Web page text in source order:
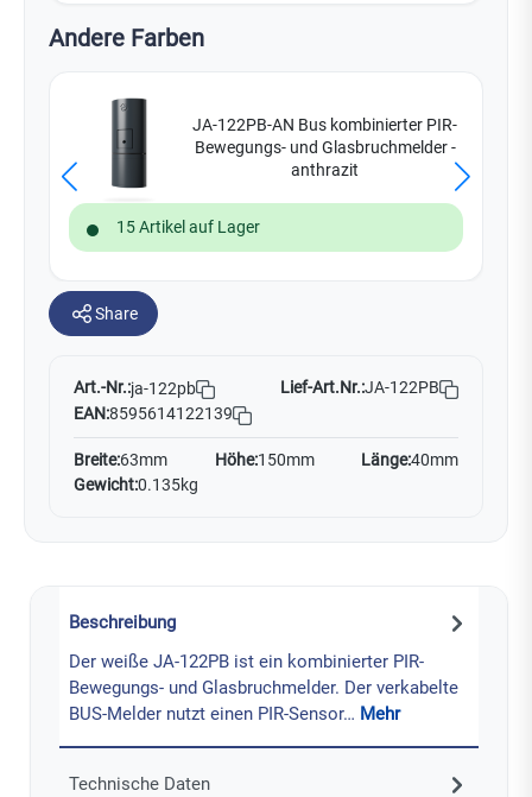
Andere Farben
JA-122PB-AN Bus kombinierter PIR-
Bewegungs- und Glasbruchmelder -
anthrazit
15 Artikel auf Lager
Share
Art.-Nr.:ja-122pb Lief-Art.Nr.:JA-122PB
EAN:8595614122139
Breite:63mm Höhe:150mm Länge:40mm
Gewicht:0.135kg
Beschreibung
Der weiße JA-122PB ist ein kombinierter PIR-
Bewegungs- und Glasbruchmelder. Der verkabelte
BUS-Melder nutzt einen PIR-Sensor… Mehr
Technische Daten